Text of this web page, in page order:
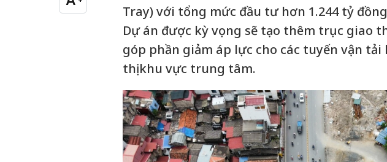
Cỡ chữ lớnTray) với tổng mức đầu tư hơn 1.244 tỷ
Dự án được kỳ vọng sẽ tạo thêm trục giao
góp phần giảm áp lực cho các tuyến vận
thị khu vực trung tâm.